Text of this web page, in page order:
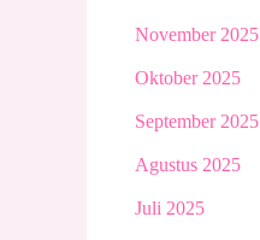
November 2025
Oktober 2025
September 2025
Agustus 2025
Juli 2025